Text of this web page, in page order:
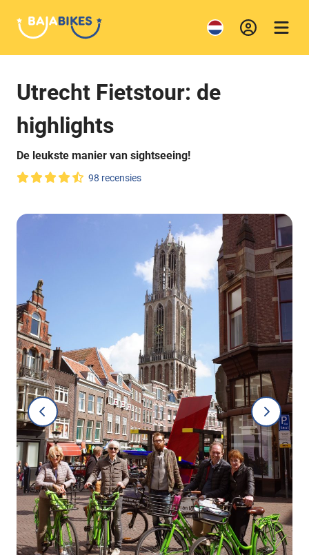
Utrecht Fietstour: de
highlights
De leukste manier van sightseeing!
98 recensies